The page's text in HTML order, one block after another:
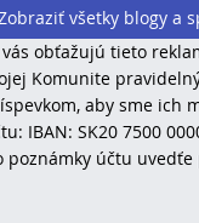
všetky blogy a
obťažujú tieto
Komunite
aby sme ich
IBAN: SK20 7500
poznámky účtu uvedťe